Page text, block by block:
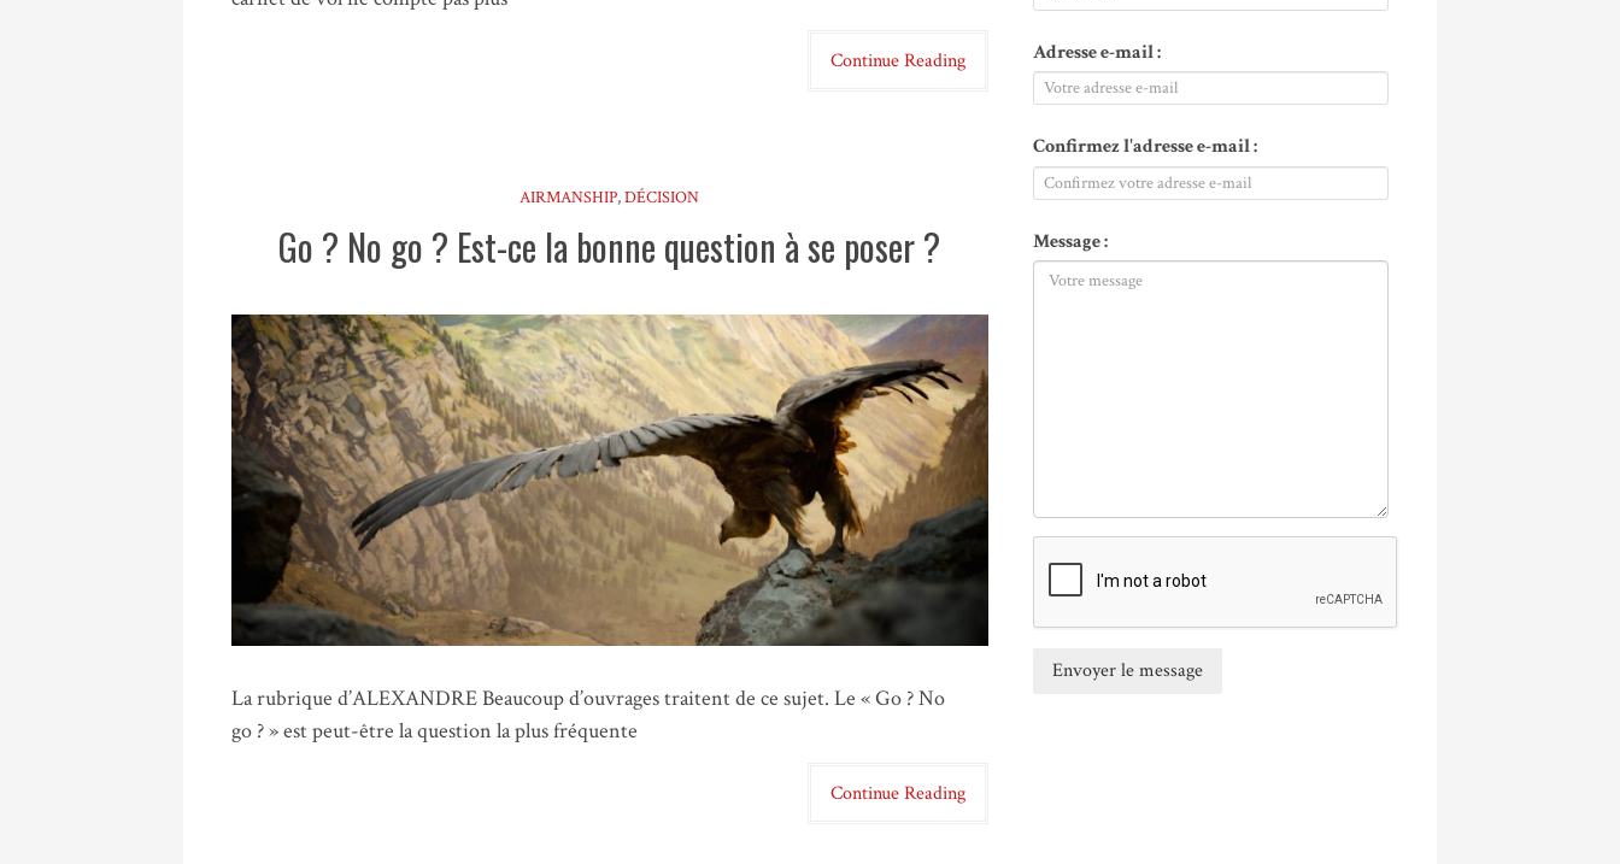
Continue Reading
AIRMANSHIP,DÉCISION
Go ? No go ? Est-ce la bonne question à se poser ?
La rubrique d’ALEXANDRE Beaucoup d’ouvrages traitent de ce sujet. Le « Go ? No
go ? » est peut-être la question la plus fréquente
Continue Reading
Adresse e-mail :
Confirmez l'adresse e-mail :
Message :